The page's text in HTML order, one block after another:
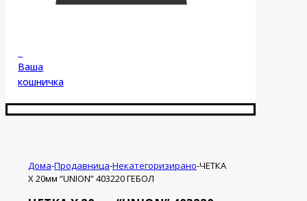
Ваша
кошничка
Дома-Продавница-Некатегоризирано-ЧЕТКА
Х 20мм “UNION” 403220 ГЕБОЛ